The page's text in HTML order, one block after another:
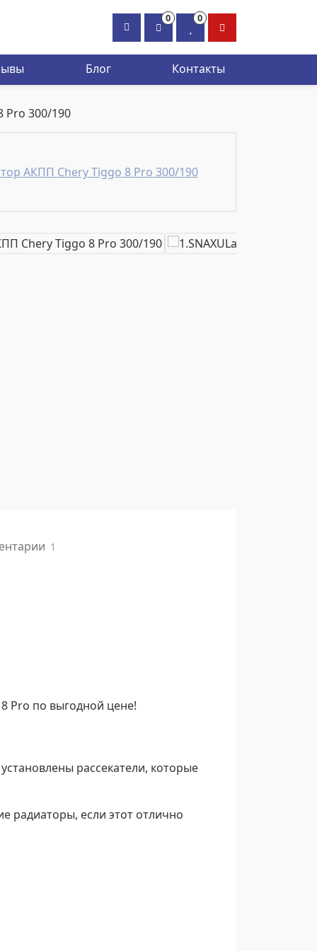
0 0
×
Блог Контакты
Pro 300/190
1
Pro по выгодной цене!
рассекатели, которые
радиаторы, если этот отлично